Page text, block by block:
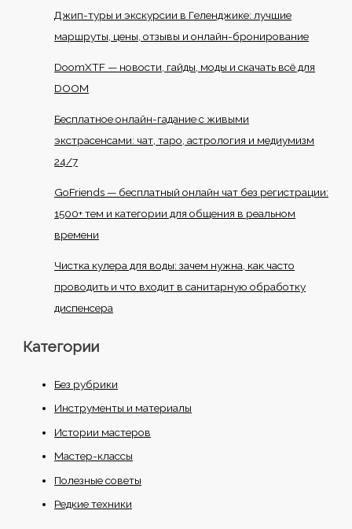
Джип-туры и экскурсии в Геленджике: лучшие
маршруты, цены, отзывы и онлайн-бронирование
DoomXTF — новости, гайды, моды и скачать всё для
DOOM
Бесплатное онлайн-гадание с живыми
экстрасенсами: чат, таро, астрология и медиумизм
24/7
GoFriends — бесплатный онлайн чат без регистрации:
1500+ тем и категории для общения в реальном
времени
Чистка кулера для воды: зачем нужна, как часто
проводить и что входит в санитарную обработку
диспенсера
Категории
Без рубрики
Инструменты и материалы
Истории мастеров
Мастер-классы
Полезные советы
Редкие техники